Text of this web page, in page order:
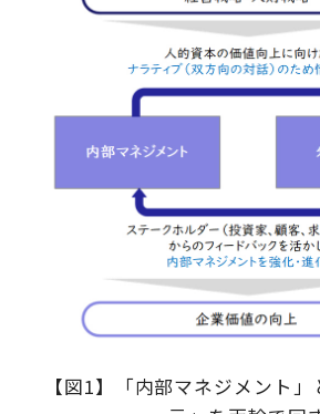
【図1】「内部マネジメント